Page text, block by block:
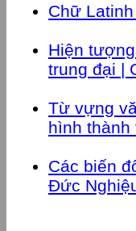
Chữ
Hiện
trung đại |
Từ vựng
hình thành
Các biến
Đức